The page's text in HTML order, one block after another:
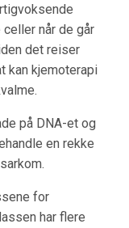
når de går
det reiser
kan kjemoterapi
på DNA-et og
en rekke
for
har flere